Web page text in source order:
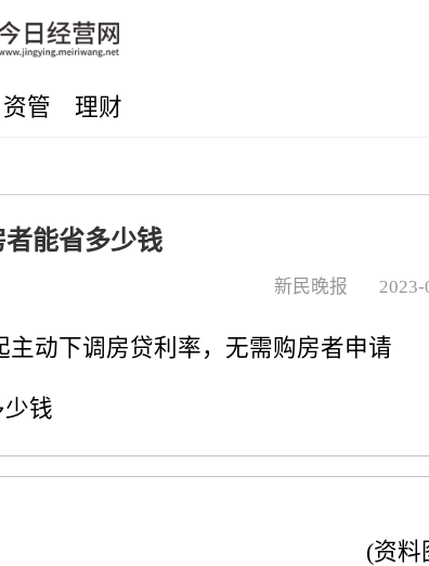
资管 理财
者能省多少钱
新民晚报 2023-
主动下调房贷利率，无需购房者申请
钱
(资料